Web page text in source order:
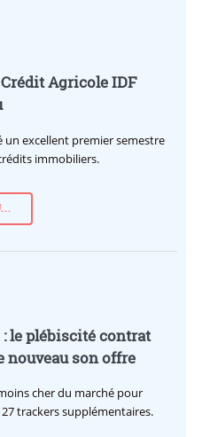
Agricole IDF
un excellent premier semestre
immobiliers.
le plébiscité contrat
nouveau son offre
cher du marché pour
trackers supplémentaires.